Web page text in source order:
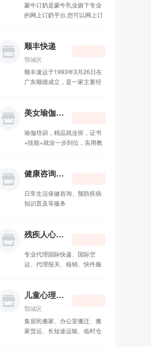
06-16
顺丰快递
东华门铁路医院
12-15
北新桥中医院
天桥长途汽车站
12-15
延庆长途汽车站
永定门西站
12-15
马圈汽车站
蒙牛订奶是蒙牛乳业旗下专业
的网上订奶平台,您可以网上订
愉悦的网上订奶平台体验
顺丰快递
鄂城区
顺丰速运于1993年3月26日在
广东顺德成立，是一家主要经
美女瑜伽速成班
瑜伽培训，精品就业班，证书
+技能+就业一步到位，实用教
健康咨询热线
日常生活保健咨询、预防疾病
知识普及等服务
残疾人心理咨询
专业代理国际快递、国际空
运、代理报关、核销、快件服
特快专递、 UPS 联合包裹、
便
儿童心理咨询
鄂城区
集居民搬家、办公室搬迁、搬
家货运、长短途运输、临时仓